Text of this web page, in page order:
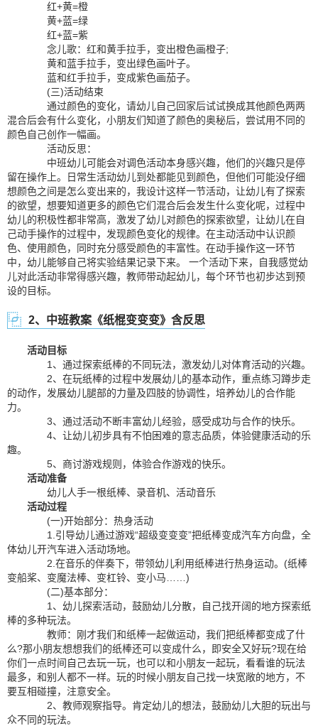
红+黄=橙
黄+蓝=绿
红+蓝=紫
念儿歌：红和黄手拉手，变出橙色画橙子;
黄和蓝手拉手，变出绿色画叶子。
蓝和红手拉手，变成紫色画茄子。
(三)活动结束
通过颜色的变化，请幼儿自己回家后试试换成其他颜色两两
混合后会有什么变化，小朋友们知道了颜色的奥秘后，尝试用不同的
颜色自己创作一幅画。
活动反思：
中班幼儿可能会对调色活动本身感兴趣，他们的兴趣只是停
留在操作上。日常生活动幼儿到处都能见到颜色，但他们可能没仔细
想颜色之间是怎么变出来的，我设计这样一节活动，让幼儿有了探索
的欲望，想要知道更多的颜色它们混合后会发生什么变化呢，过程中
幼儿的积极性都非常高，激发了幼儿对颜色的探索欲望，让幼儿在自
己动手操作的过程中，发现颜色变化的规律。在主动活动中认识颜
色、使用颜色，同时充分感受颜色的丰富性。在动手操作这一环节
中，幼儿能够自己将实验结果记录下来。 一个活动下来，自我感觉幼
儿对此活动非常得感兴趣，教师带动起幼儿，每个环节也初步达到预
设的目标。
2、中班教案《纸棍变变变》含反思
活动目标
1、通过探索纸棒的不同玩法，激发幼儿对体育活动的兴趣。
2、在玩纸棒的过程中发展幼儿的基本动作，重点练习蹲步走
的动作，发展幼儿腿部的力量及四肢的协调性，培养幼儿的合作能
力。
3、通过活动不断丰富幼儿经验，感受成功与合作的快乐。
4、让幼儿初步具有不怕困难的意志品质，体验健康活动的乐
趣。
5、商讨游戏规则，体验合作游戏的快乐。
活动准备
幼儿人手一根纸棒、录音机、活动音乐
活动过程
(一)开始部分：热身活动
1.引导幼儿通过游戏“超级变变变”把纸棒变成汽车方向盘，全
体幼儿开汽车进入活动场地。
2.在音乐的伴奏下，带领幼儿利用纸棒进行热身运动。(纸棒
变船桨、变魔法棒、变杠铃、变小马……)
(二)基本部分：
1、幼儿探索活动，鼓励幼儿分散，自己找开阔的地方探索纸
棒的多种玩法。
教师：刚才我们和纸棒一起做运动，我们把纸棒都变成了什
么?那小朋友想想我们的纸棒还可以变成什么，即安全又好玩?现在给
你们一点时间自己去玩一玩，也可以和小朋友一起玩，看看谁的玩法
最多，和别人都不一样。玩的时候小朋友自己找一块宽敞的地方，不
要互相碰撞，注意安全。
2、教师观察指导。肯定幼儿的想法，鼓励幼儿大胆的玩出与
众不同的玩法。